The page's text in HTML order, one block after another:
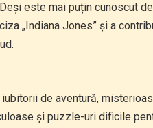
este mai puțin cunoscut
„Indiana Jones” și a
de aventură,
și puzzle-uri dificile